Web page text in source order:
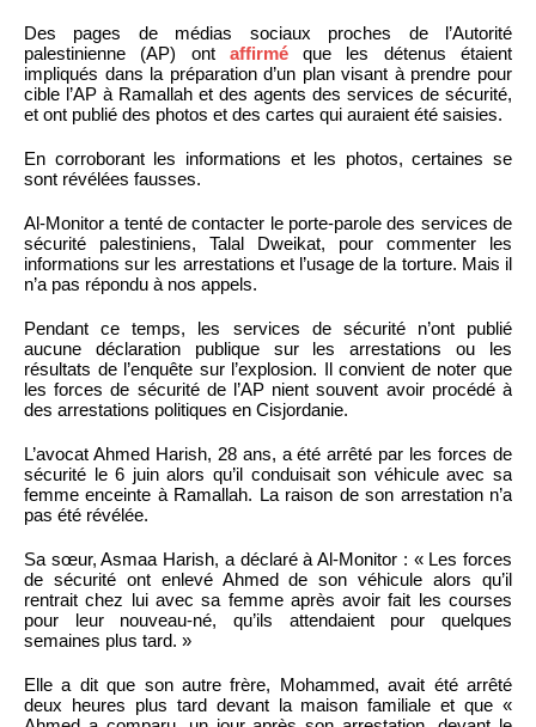
Des pages de médias sociaux proches de l’Autorité
palestinienne (AP) ont affirméque les détenus étaient
impliqués dans la préparation d’un plan visant à prendre pour
cible l’AP à Ramallah et des agents des services de sécurité,
et ont publié des photos et des cartes qui auraient été saisies.
En corroborant les informations et les photos, certaines se
sont révélées fausses.
Al-Monitor a tenté de contacter le porte-parole des services de
sécurité palestiniens, Talal Dweikat, pour commenter les
informations sur les arrestations et l’usage de la torture. Mais il
n’a pas répondu à nos appels.
Pendant ce temps, les services de sécurité n’ont publié
aucune déclaration publique sur les arrestations ou les
résultats de l’enquête sur l’explosion. Il convient de noter que
les forces de sécurité de l’AP nient souvent avoir procédé à
des arrestations politiques en Cisjordanie.
L’avocat Ahmed Harish, 28 ans, a été arrêté par les forces de
sécurité le 6 juin alors qu’il conduisait son véhicule avec sa
femme enceinte à Ramallah. La raison de son arrestation n’a
pas été révélée.
Sa sœur, Asmaa Harish, a déclaré à Al-Monitor : « Les forces
de sécurité ont enlevé Ahmed de son véhicule alors qu’il
rentrait chez lui avec sa femme après avoir fait les courses
pour leur nouveau-né, qu’ils attendaient pour quelques
semaines plus tard. »
Elle a dit que son autre frère, Mohammed, avait été arrêté
deux heures plus tard devant la maison familiale et que «